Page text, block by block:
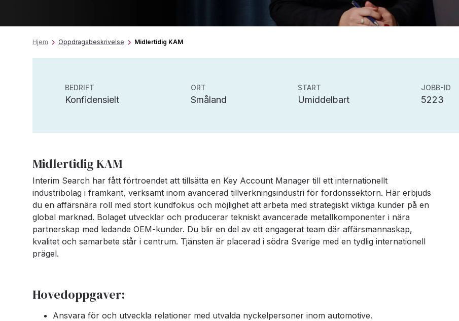
Hjem Oppdragsbeskrivelse Midlertidig KAM
BEDRIFT
Konfidensielt
ORT
Småland
START
Umiddelbart
JOBB-ID
5223
Midlertidig KAM
Interim Search har fått förtroendet att tillsätta en Key Account Manager till ett internationellt
industribolag i framkant, verksamt inom avancerad tillverkningsindustri för fordonssektorn. Här erbjuds
du en affärsnära roll med stort kundfokus och möjlighet att arbeta med strategiskt viktiga kunder på en
global marknad. Bolaget utvecklar och producerar tekniskt avancerade metallkomponenter i nära
partnerskap med ledande OEM-kunder. Du blir en del av ett engagerat team där affärsmannaskap,
kvalitet och samarbete står i centrum. Tjänsten är placerad i södra Sverige med en tydlig internationell
prägel.
Hovedoppgaver:
Ansvara för och utveckla relationer med utvalda nyckelpersoner inom automotive.